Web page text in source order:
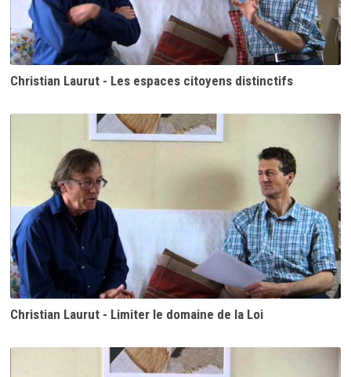
Christian Laurut - Les espaces citoyens distinctifs
Christian Laurut - Limiter le domaine de la Loi